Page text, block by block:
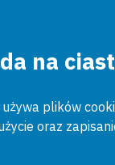
na
plików
oraz